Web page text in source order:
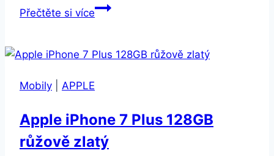
Přečtěte si víceXiaomi
3GB/32GB
SIM
zlatý
Mobily APPLE
Apple iPhone 7 Plus 128GB
růžově zlatý